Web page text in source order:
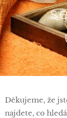
Děkujeme, že
najdete, co